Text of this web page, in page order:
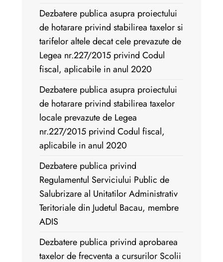
Dezbatere publica asupra proiectului
de hotarare privind stabilirea taxelor si
tarifelor altele decat cele prevazute de
Legea nr.227/2015 privind Codul
fiscal, aplicabile in anul 2020
Dezbatere publica asupra proiectului
de hotarare privind stabilirea taxelor
locale prevazute de Legea
nr.227/2015 privind Codul fiscal,
aplicabile in anul 2020
Dezbatere publica privind
Regulamentul Serviciului Public de
Salubrizare al Unitatilor Administrativ
Teritoriale din Judetul Bacau, membre
ADIS
Dezbatere publica privind aprobarea
taxelor de frecventa a cursurilor Scolii